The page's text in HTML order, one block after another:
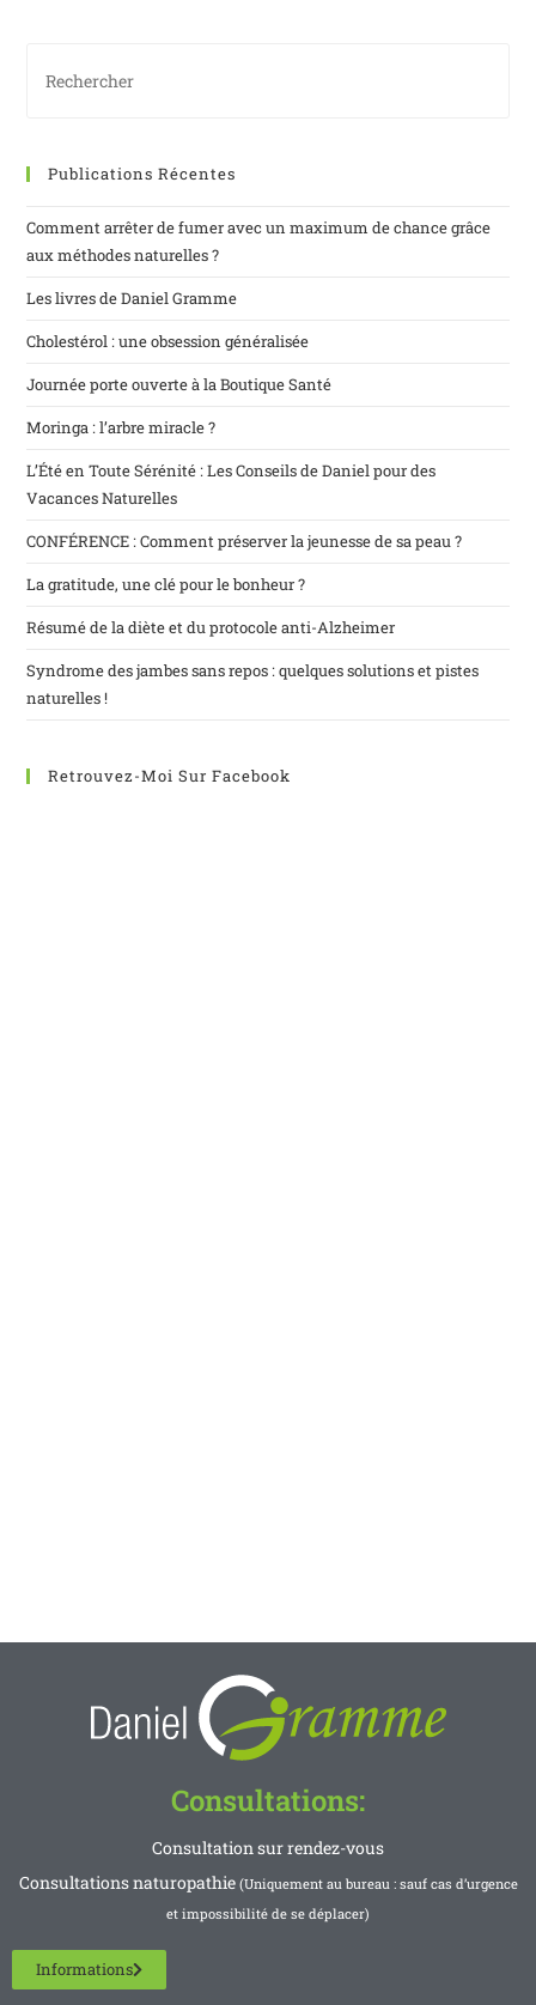
Publications Récentes
Comment arrêter de fumer avec un maximum de chance grâce
aux méthodes naturelles ?
Les livres de Daniel Gramme
Cholestérol : une obsession généralisée
Journée porte ouverte à la Boutique Santé
Moringa : l’arbre miracle ?
L’Été en Toute Sérénité : Les Conseils de Daniel pour des
Vacances Naturelles
CONFÉRENCE : Comment préserver la jeunesse de sa peau ?
La gratitude, une clé pour le bonheur ?
Résumé de la diète et du protocole anti-Alzheimer
Syndrome des jambes sans repos : quelques solutions et pistes
naturelles !
Retrouvez-Moi Sur Facebook
Consultations:
Consultation sur rendez-vous
Consultations naturopathie (Uniquement au bureau : sauf cas d’urgence
et impossibilité de se déplacer)
Informations